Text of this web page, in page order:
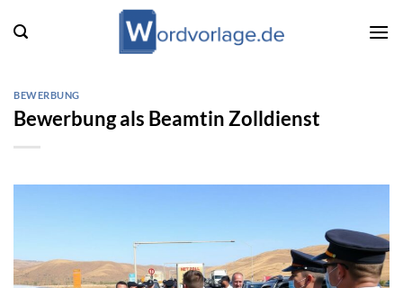
Inhalt
BEWERBUNG
Bewerbung als Beamtin Zolldienst